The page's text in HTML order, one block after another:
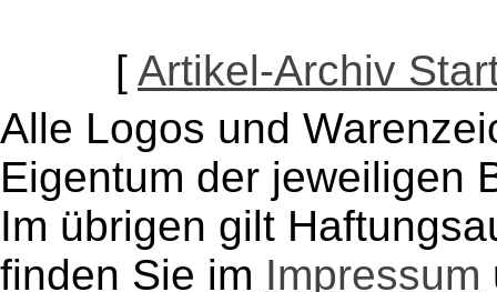
[ Artikel-Archiv
Alle Logos und
Eigentum der jeweiligen
Im übrigen gilt
finden Sie im Impressum